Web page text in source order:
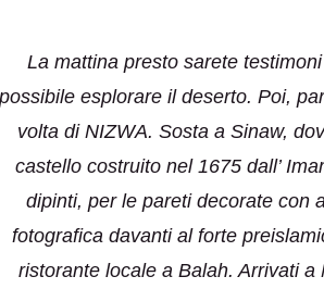
La mattina presto sarete
possibile esplorare il deserto. Poi,
volta di NIZWA. Sosta a Sinaw,
castello costruito nel 1675 dall’
dipinti, per le pareti decorate con
fotografica davanti al forte
ristorante locale a Balah. Arrivati